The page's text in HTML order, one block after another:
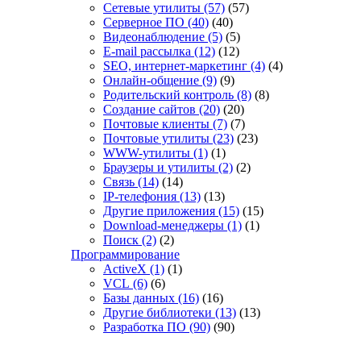
Сетевые утилиты (57) (57)
Серверное ПО (40) (40)
Видеонаблюдение (5) (5)
E-mail рассылка (12) (12)
SEO, интернет-маркетинг (4) (4)
Онлайн-общение (9) (9)
Родительский контроль (8) (8)
Создание сайтов (20) (20)
Почтовые клиенты (7) (7)
Почтовые утилиты (23) (23)
WWW-утилиты (1) (1)
Браузеры и утилиты (2) (2)
Связь (14) (14)
IP-телефония (13) (13)
Другие приложения (15) (15)
Download-менеджеры (1) (1)
Поиск (2) (2)
Программирование
ActiveX (1) (1)
VCL (6) (6)
Базы данных (16) (16)
Другие библиотеки (13) (13)
Разработка ПО (90) (90)